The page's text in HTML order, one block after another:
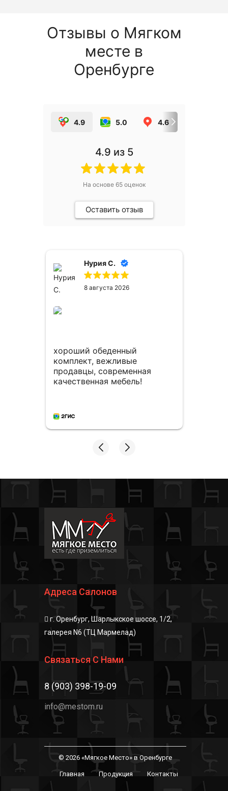
Отзывы о Мягком
месте в
Оренбурге
4.9 5.0 4.6
4.9 из 5
На основе 65оценок
Оставить отзыв
Нурия С.
8 августа 2026
хороший обеденный
комплект, вежливые
продавцы, современная
качественная мебель!
Адреса Салонов
г. Оренбург, Шарлыкское шоссе, 1/2,
галерея N6 (ТЦ Мармелад)
Связаться С Нами
8 (903) 398-19-09
info@mestom.ru
© 2026 «Мягкое Место» в Оренбурге
Главная Продукция Контакты